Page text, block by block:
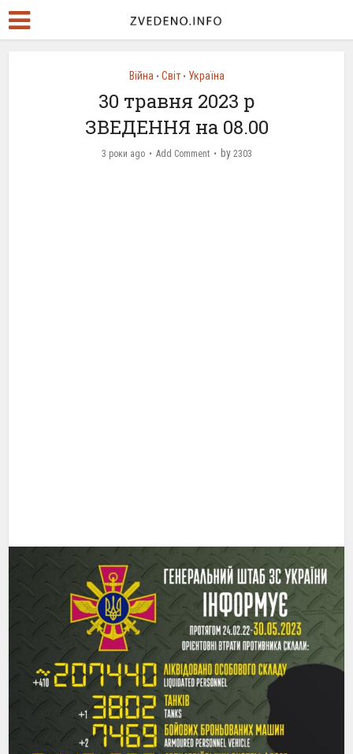
Війна • Світ • Україна
30 травня 2023 р
ЗВЕДЕННЯ на 08.00
3 роки ago Add Comment by 2303